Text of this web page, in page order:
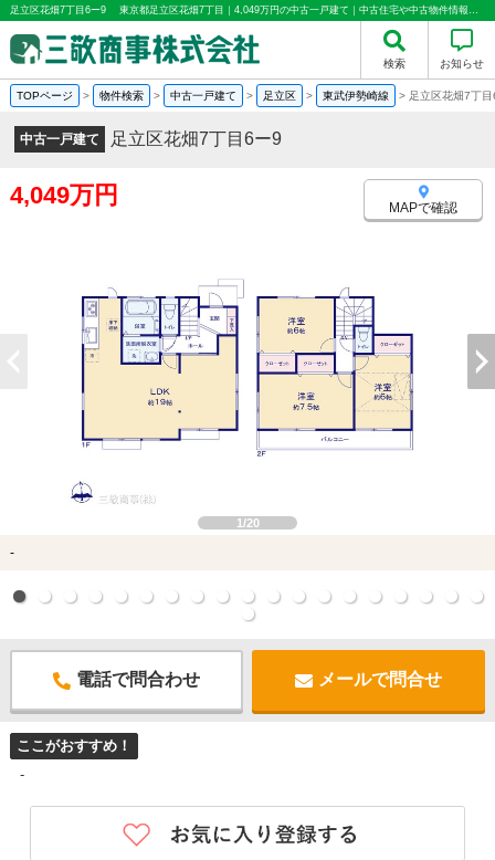
足立区花畑7丁目6ー9 東京都足立区花畑7丁目｜4,049万円の中古一戸建て｜中古住宅や中古物件情報｜三敬商事株式会社(サンケイ商事)
検索 お知らせ
TOPページ > 物件検索 > 中古一戸建て > 足立区 > 東武伊勢崎線 > 足立区花畑7丁
中古一戸建て 足立区花畑7丁目6ー9
4,049万円 MAPで確認
1/20
-
電話で問合わせ メールで問合せ
ここがおすすめ！
-